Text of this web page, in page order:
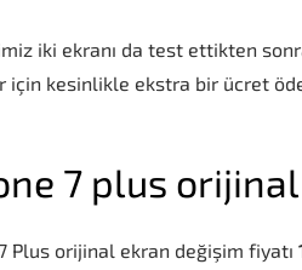
iki ekranı da test ettikten
için kesinlikle ekstra bir ücret
7 plus
Plus orijinal ekran değişim fiyatı